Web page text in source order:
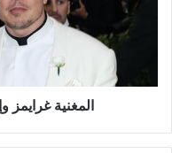
يرزقان
المغنية